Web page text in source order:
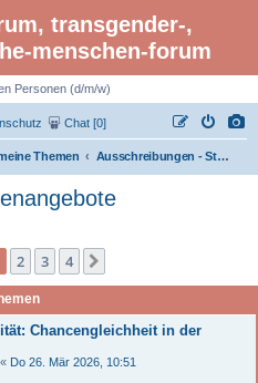
transgender-,
menschen-forum
Personen (d/m/w)
Chat [0]
Themen Ausschreibungen - Stellenangebote
2 3 4
Chancengleichheit in der
« Do 26. Mär 2026, 10:51